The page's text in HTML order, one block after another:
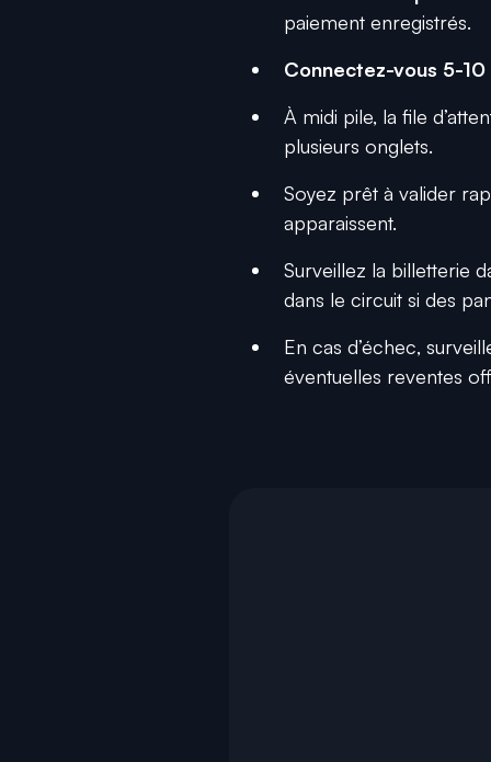
paiement enregistrés.
Connectez-vous 5-10
À midi pile, la file
plusieurs onglets.
Soyez prêt à valider
apparaissent.
Surveillez la billetterie
dans le circuit si des
En cas d’échec,
éventuelles reventes